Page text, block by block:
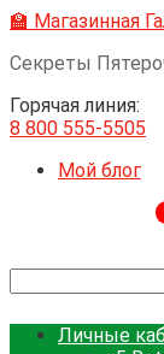
Перейти
контенту
🏫 Магазинная
Секреты
Горячая линия:
8 800 555-5505
Мой блог
Личные